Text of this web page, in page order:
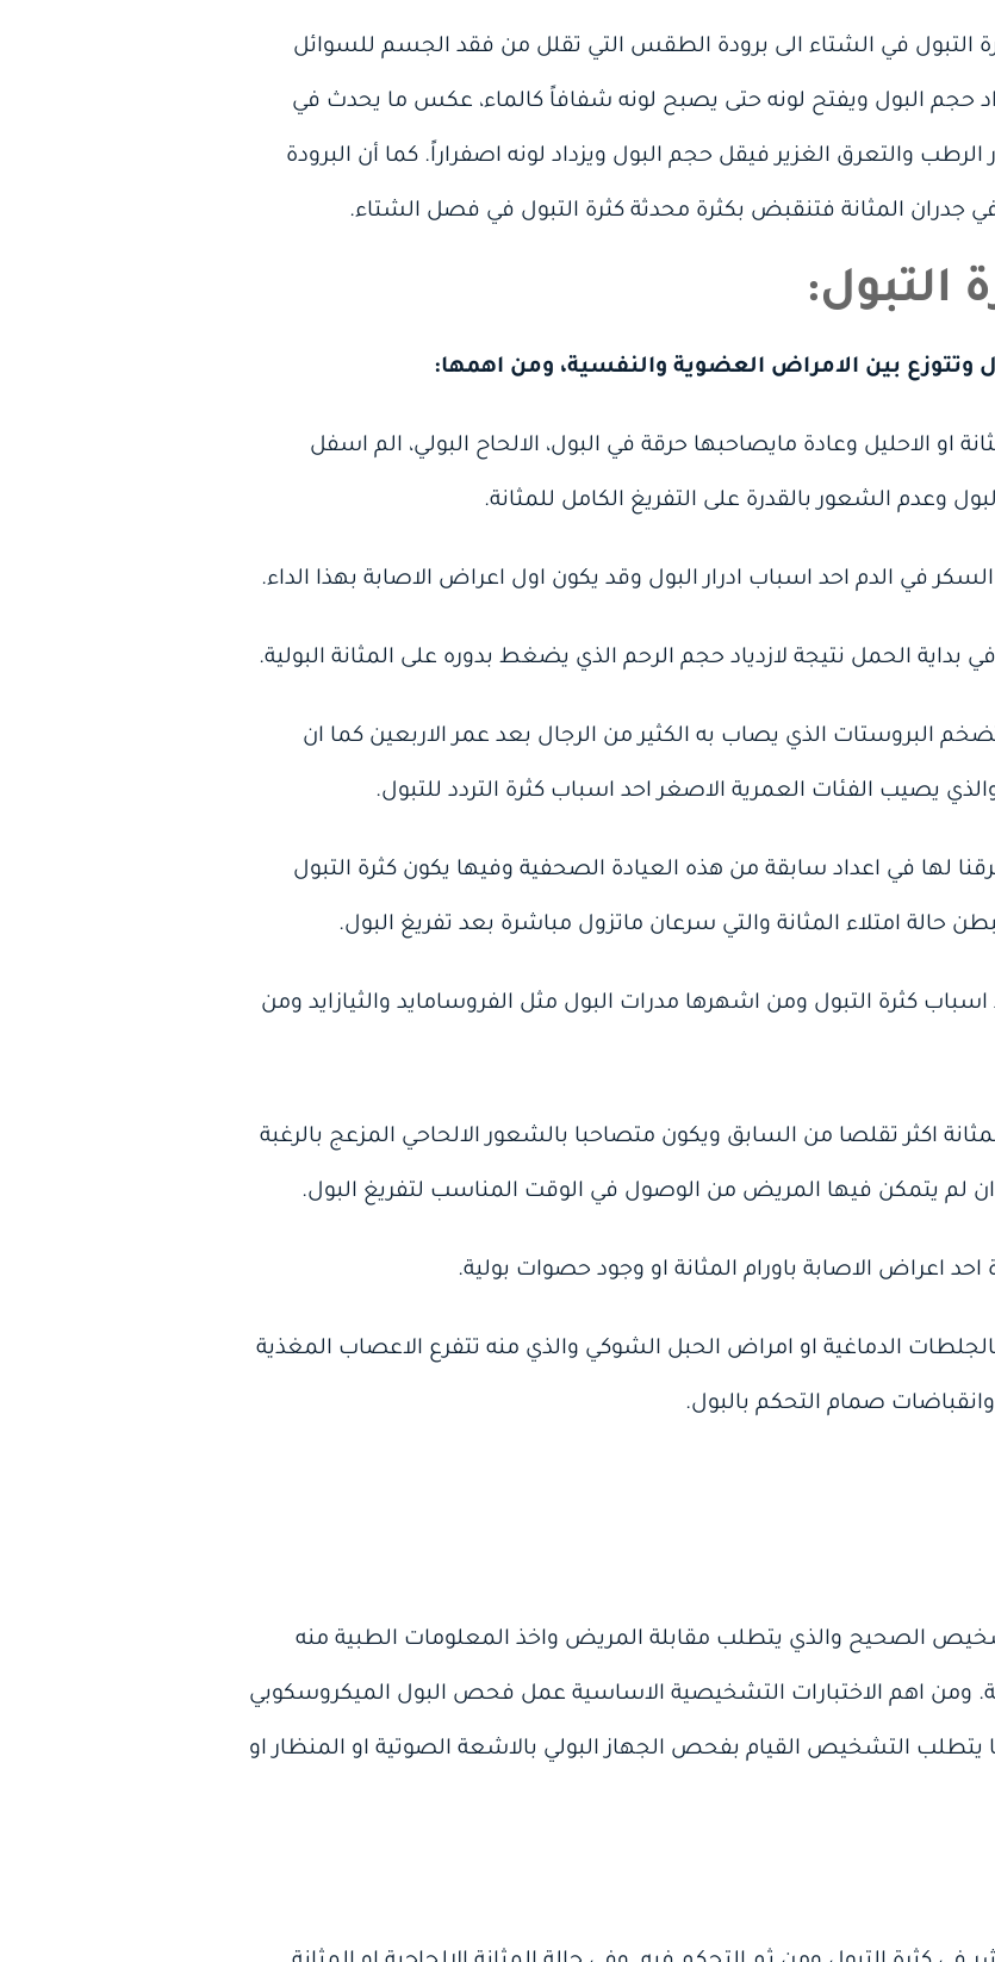
التبول في الشتاء الى برودة الطقس التي تقلل من فقد الجسم للسوائل
حجم البول ويفتح لونه حتى يصبح لونه شفافاً كالماء، عكس ما يحدث في
والتعرق الغزير فيقل حجم البول ويزداد لونه اصفراراً. كما أن البرودة
المثانة فتنقبض بكثرة محدثة كثرة التبول في فصل الشتاء.
التبول:
وتتوزع بين الامراض العضوية والنفسية، ومن اهمها:
او الاحليل وعادة مايصاحبها حرقة في البول، الالحاح البولي، الم اسفل
وعدم الشعور بالقدرة على التفريغ الكامل للمثانة.
البروستات الذي يصاب به الكثير من الرجال بعد عمر الاربعين كما ان
يصيب الفئات العمرية الاصغر احد اسباب كثرة التردد للتبول.
لها في اعداد سابقة من هذه العيادة الصحفية وفيها يكون كثرة التبول
حالة امتلاء المثانة والتي سرعان ماتزول مباشرة بعد تفريغ البول.
كثرة التبول ومن اشهرها مدرات البول مثل الفروسامايد والثيازايد ومن
اكثر تقلصا من السابق ويكون متصاحبا بالشعور الالحاحي المزعج بالرغبة
لم يتمكن فيها المريض من الوصول في الوقت المناسب لتفريغ البول.
الدماغية او امراض الحبل الشوكي والذي منه تتفرع الاعصاب المغذية
وانقباضات صمام التحكم بالبول.
الصحيح والذي يتطلب مقابلة المريض واخذ المعلومات الطبية منه
ومن اهم الاختبارات التشخيصية الاساسية عمل فحص البول الميكروسكوبي
التشخيص القيام بفحص الجهاز البولي بالاشعة الصوتية او المنظار او